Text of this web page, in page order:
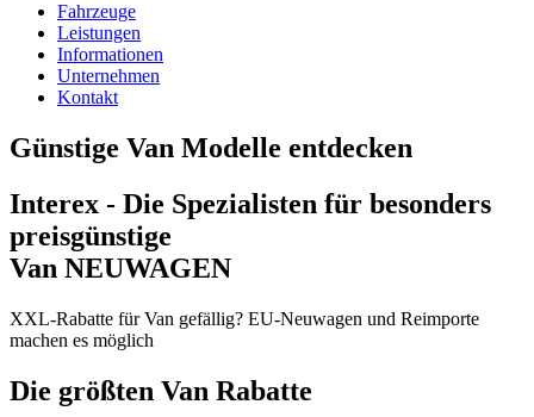
Fahrzeuge
Leistungen
Informationen
Unternehmen
Kontakt
Günstige Van Modelle entdecken
Interex - Die Spezialisten für besonders
preisgünstige
Van NEUWAGEN
XXL-Rabatte für Van gefällig? EU-Neuwagen und Reimporte
machen es möglich
Die größten Van Rabatte